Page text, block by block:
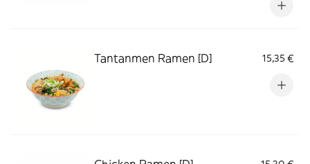
Tantanmen Ramen [D] 15,35 €